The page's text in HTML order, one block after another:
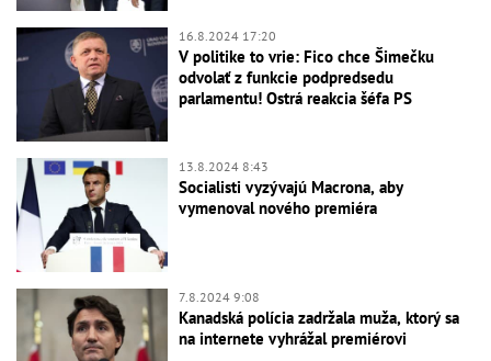
16.8.2024 17:20
V politike to vrie: Fico chce Šimečku
odvolať z funkcie podpredsedu
parlamentu! Ostrá reakcia šéfa PS
13.8.2024 8:43
Socialisti vyzývajú Macrona, aby
vymenoval nového premiéra
7.8.2024 9:08
Kanadská polícia zadržala muža, ktorý sa
na internete vyhrážal premiérovi